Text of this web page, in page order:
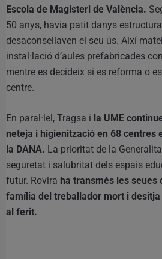
Escola de Magisteri de València.
50 anys, havia patit danys
desaconsellaven el seu ús. Així
instal·lació d’aules prefabricades
mentre es decideix si es reforma o
centre.
En paral·lel, Tragsa i la UME
neteja i higienització en 68 centres
la DANA. La prioritat de la
seguretat i salubritat dels espais
futur. Rovira ha transmés les seues
família del treballador mort i
al ferit.